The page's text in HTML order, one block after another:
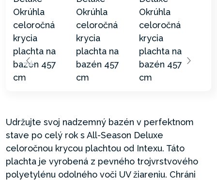
Udržujte svoj nadzemný bazén v perfektnom
stave po celý rok s All-Season Deluxe
celoročnou krycou plachtou od Intexu. Táto
plachta je vyrobená z pevného trojvrstvového
polyetylénu odolného voči UV žiareniu. Chráni